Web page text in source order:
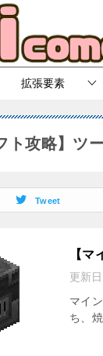
拡張要素
ト攻略】ツ
Tweet
【
更新日
マイ
ち、